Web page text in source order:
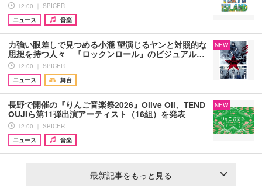
12:00 ｜ SPICER
ニュース
音楽
力強い眼差しで見つめる小瀧 望演じるヤンと対照的な
思想を持つ人々 『ロックンロール』のビジュアル…
12:00 ｜ SPICER
ニュース
舞台
NEW
長野で開催の『りんご音楽祭2026』Olive Oil、TEND
OUJIら第11弾出演アーティスト（16組）を発表
12:00 ｜ SPICER
ニュース
音楽
NEW
最新記事をもっと見る